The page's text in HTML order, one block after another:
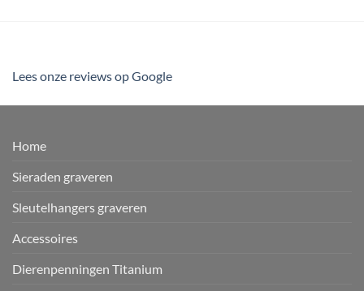
Lees onze reviews op Google
Home
Sieraden graveren
Sleutelhangers graveren
Accessoires
Dierenpenningen Titanium